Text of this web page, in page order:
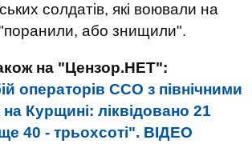
солдатів, які воювали на
або знищили".
на "Цензор.НЕТ":
операторів ССО з північними
Курщині: ліквідовано 21
40 - трьохсоті". ВIДЕО